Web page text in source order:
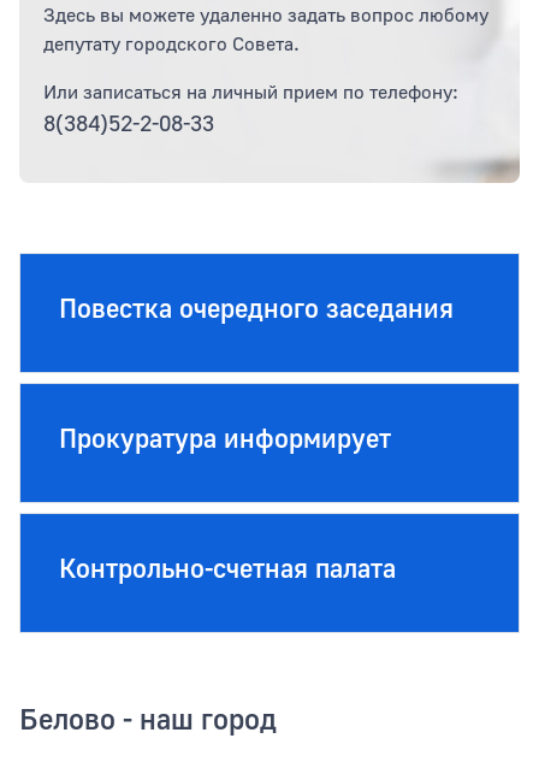
Здесь вы можете удаленно задать вопрос любому
депутату городского Совета.
Или записаться на личный прием по телефону:
8(384)52-2-08-33
Повестка очередного заседания
Прокуратура информирует
Контрольно-счетная палата
Белово - наш город